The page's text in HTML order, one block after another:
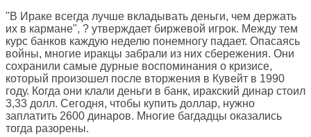
"В Ираке всегда лучше вкладывать деньги, чем держать
их в кармане", ? утверждает биржевой игрок. Между тем
курс банков каждую неделю понемногу падает. Опасаясь
войны, многие иракцы забрали из них сбережения. Они
сохранили самые дурные воспоминания о кризисе,
который произошел после вторжения в Кувейт в 1990
году. Когда они клали деньги в банк, иракский динар стоил
3,33 долл. Сегодня, чтобы купить доллар, нужно
заплатить 2600 динаров. Многие багдадцы оказались
тогда разорены.